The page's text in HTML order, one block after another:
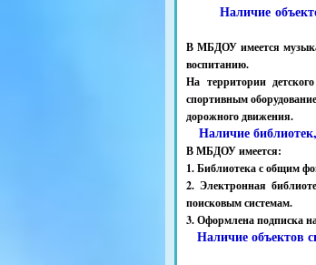
Наличие
В МБДОУ имеется
воспитанию.
На территории
спортивным
дорожного движения.
Наличие
В МБДОУ имеется:
1. Библиотека с общим
2. Электронная
поисковым системам.
3. Оформлена подписка
Наличие объектов